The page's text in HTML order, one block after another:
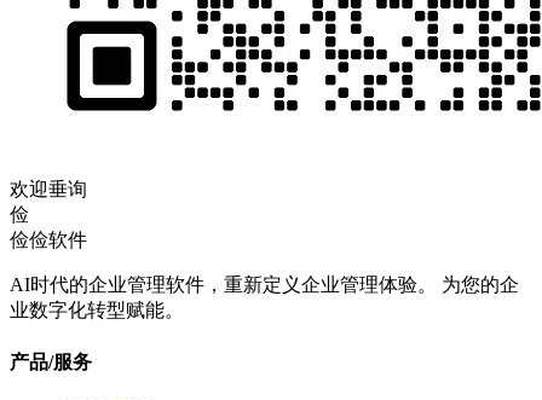
欢迎垂询
俭
俭俭软件
AI时代的企业管理软件，重新定义企业管理体验。 为您的企
业数字化转型赋能。
产品/服务